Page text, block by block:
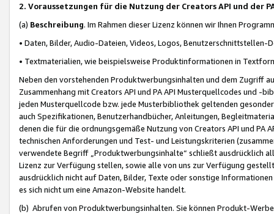
2. Voraussetzungen für die Nutzung der Creators API und der
(a) Beschreibung. Im Rahmen dieser Lizenz können wir Ihnen
• Daten, Bilder, Audio-Dateien, Videos, Logos, Benutzerschnittstellen-
• Textmaterialien, wie beispielsweise Produktinformationen in
Neben den vorstehenden Produktwerbungsinhalten und dem Zugriff
Zusammenhang mit Creators API und PA API Musterquellcodes und
jeden Musterquellcode bzw. jede Musterbibliothek geltenden
auch Spezifikationen, Benutzerhandbücher, Anleitungen,
denen die für die ordnungsgemäße Nutzung von Creators API und PA
technischen Anforderungen und Test- und Leistungskriterien
verwendete Begriff „Produktwerbungsinhalte“ schließt ausdrücklich
Lizenz zur Verfügung stellen, sowie alle von uns zur Verfügung
ausdrücklich nicht auf Daten, Bilder, Texte oder sonstige
es sich nicht um eine Amazon-Website handelt.
(b) Abrufen von Produktwerbungsinhalten. Sie können Produkt-